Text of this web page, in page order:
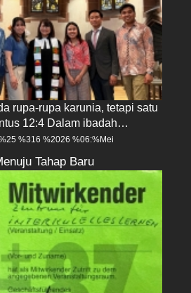
rupa-rupa karunia, tetapi satu
12:4 Dalam ibadah…
%316 %2026 %06:%Mei
Tahap Baru